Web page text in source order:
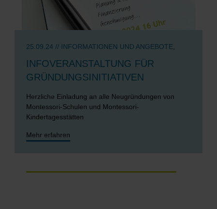
25.09.24 // INFORMATIONEN UND ANGEBOTE
INFOVERANSTALTUNG FÜR
GRÜNDUNGSINITIATIVEN
Herzliche Einladung an alle Neugründungen von
Montessori-Schulen und Montessori-
Kindertagesstätten
Mehr erfahren